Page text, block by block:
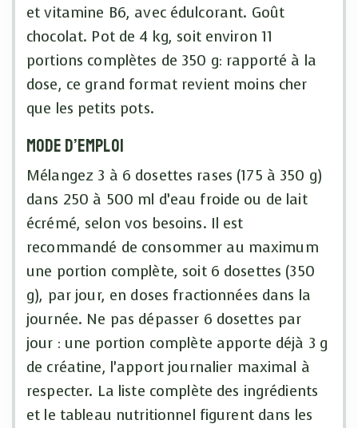
et vitamine B6, avec édulcorant. Goût
chocolat. Pot de 4 kg, soit environ 11
portions complètes de 350 g: rapporté à la
dose, ce grand format revient moins cher
que les petits pots.
Mode d’emploi
Mélangez 3 à 6 dosettes rases (175 à 350 g)
dans 250 à 500 ml d’eau froide ou de lait
écrémé, selon vos besoins. Il est
recommandé de consommer au maximum
une portion complète, soit 6 dosettes (350
g), par jour, en doses fractionnées dans la
journée. Ne pas dépasser 6 dosettes par
jour : une portion complète apporte déjà 3 g
de créatine, l’apport journalier maximal à
respecter. La liste complète des ingrédients
et le tableau nutritionnel figurent dans les